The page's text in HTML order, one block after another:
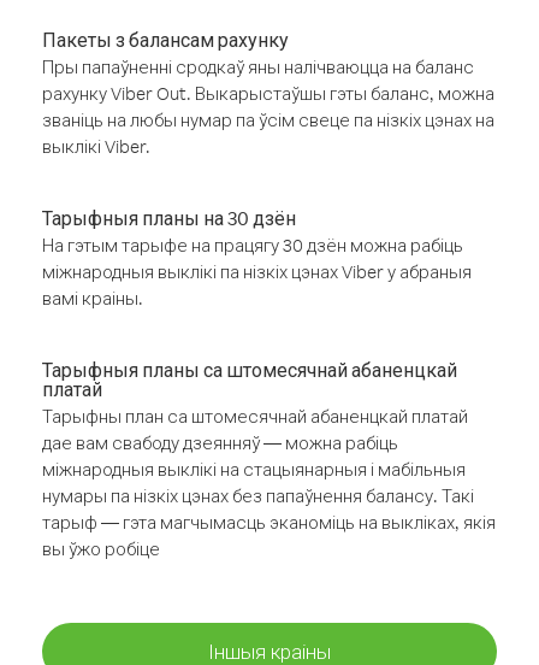
Пакеты з балансам рахунку
Пры папаўненні сродкаў яны налічваюцца на баланс
рахунку Viber Out. Выкарыстаўшы гэты баланс, можна
званіць на любы нумар па ўсім свеце па нізкіх цэнах на
выклікі Viber.
Тарыфныя планы на 30 дзён
На гэтым тарыфе на працягу 30 дзён можна рабіць
міжнародныя выклікі па нізкіх цэнах Viber у абраныя
вамі краіны.
Тарыфныя планы са штомесячнай абаненцкай
платай
Тарыфны план са штомесячнай абаненцкай платай
дае вам свабоду дзеянняў — можна рабіць
міжнародныя выклікі на стацыянарныя і мабільныя
нумары па нізкіх цэнах без папаўнення балансу. Такі
тарыф — гэта магчымасць эканоміць на выкліках, якія
вы ўжо робіце
Іншыя краіны